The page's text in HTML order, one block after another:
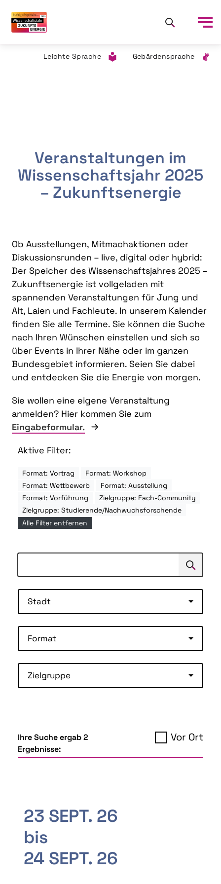
Leichte Sprache Gebärdensprache
Veranstaltungen im
Wissenschaftsjahr 2025
– Zukunftsenergie
Ob Ausstellungen, Mitmachaktionen oder
Diskussionsrunden – live, digital oder hybrid:
Der Speicher des Wissenschaftsjahres 2025 –
Zukunftsenergie ist vollgeladen mit
spannenden Veranstaltungen für Jung und
Alt, Laien und Fachleute. In unserem Kalender
finden Sie alle Termine. Sie können die Suche
nach Ihren Wünschen einstellen und sich so
über Events in Ihrer Nähe oder im ganzen
Bundesgebiet informieren. Seien Sie dabei
und entdecken Sie die Energie von morgen.
Sie wollen eine eigene Veranstaltung
anmelden? Hier kommen Sie zum
Eingabeformular.
Aktive Filter:
Format: Vortrag
Format: Workshop
Format: Wettbewerb
Format: Ausstellung
Format: Vorführung
Zielgruppe: Fach-Community
Zielgruppe: Studierende/Nachwuchsforschende
Alle Filter entfernen
Suchen
Stadt
Format
Zielgruppe
Ihre Suche ergab 2
Ergebnisse:
Vor Ort
23 SEPT. 26
bis
24 SEPT. 26